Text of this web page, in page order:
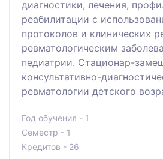
диагностики, лечения,
реабилитации с
протоколов и клинических
ревматологическим
педиатрии. Стационар-
консультативно-
ревматологии детского
Год обучения - 1
Семестр - 1
Кредитов - 26